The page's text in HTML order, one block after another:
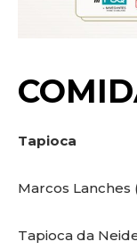
Tapioca
Marcos Lanches
Tapioca da